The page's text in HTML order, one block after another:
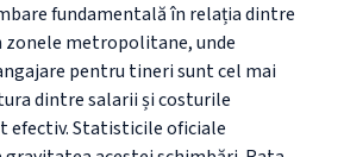
fundamentală în relația dintre
zonele metropolitane, unde
pentru tineri sunt cel mai
dintre salarii și costurile
efectiv. Statisticile oficiale